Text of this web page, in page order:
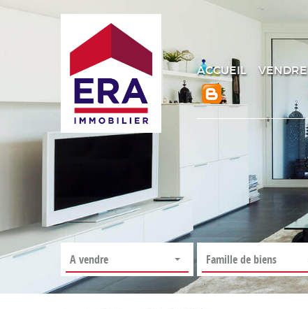
ACCUEIL VENDRE
A vendre Famille de biens